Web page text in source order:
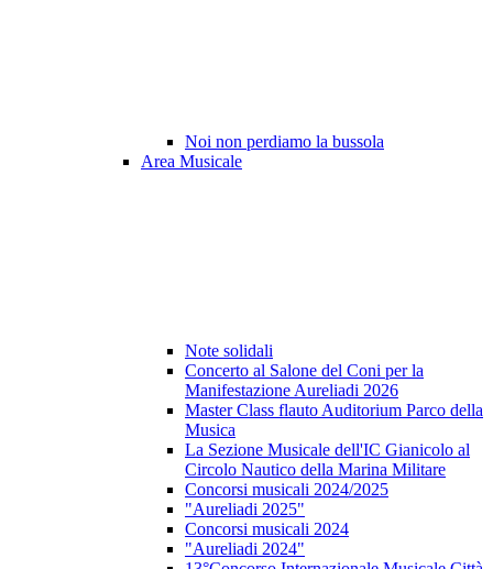
Noi non perdiamo la bussola
Area Musicale
Note solidali
Concerto al Salone del Coni per la
Manifestazione Aureliadi 2026
Master Class flauto Auditorium Parco della
Musica
La Sezione Musicale dell'IC Gianicolo al
Circolo Nautico della Marina Militare
Concorsi musicali 2024/2025
"Aureliadi 2025"
Concorsi musicali 2024
"Aureliadi 2024"